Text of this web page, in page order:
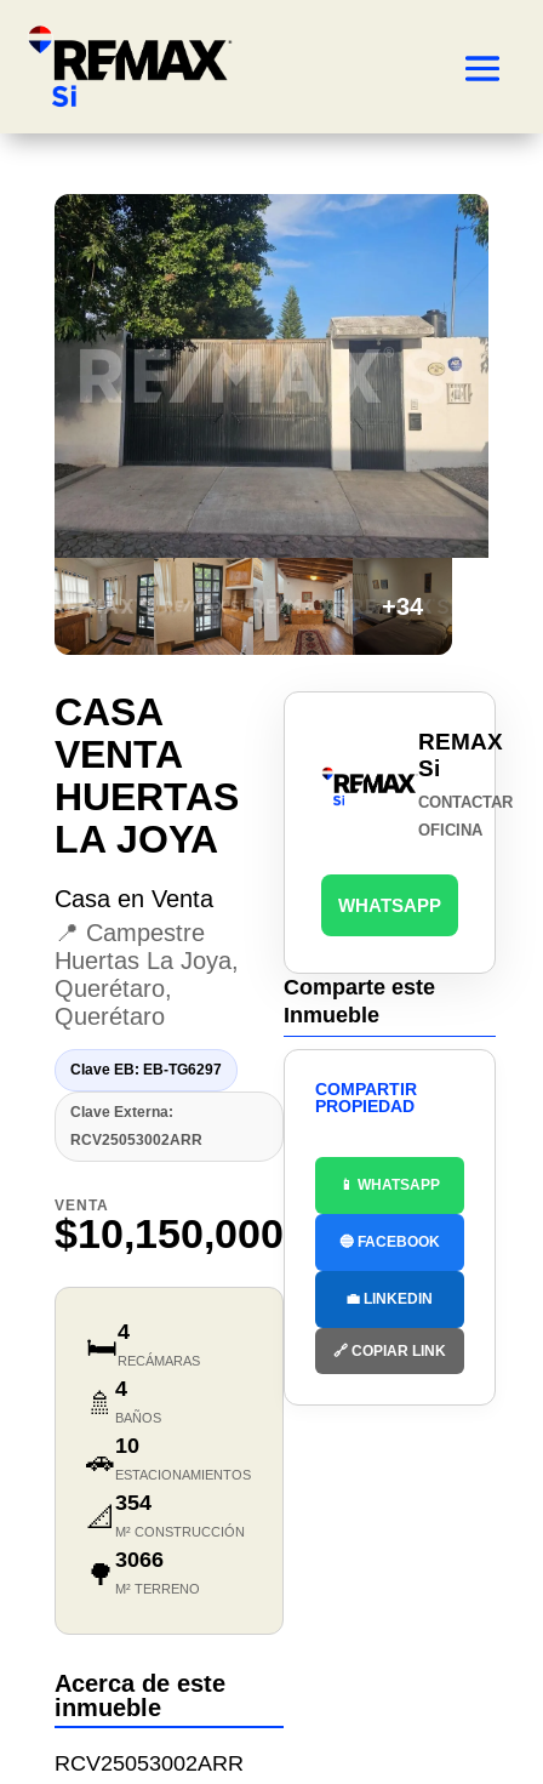
+34
CASA
VENTA
HUERTAS
LA JOYA
Casa en Venta
📍 Campestre
Huertas La Joya,
Querétaro,
Querétaro
Clave EB: EB-TG6297
Clave Externa:
RCV25053002ARR
VENTA
$10,150,000
🛏️4
RECÁMARAS
🚿 4
BAÑOS
🚗10
ESTACIONAMIENTOS
📐 354
M² CONSTRUCCIÓN
🌳 3066
M² TERRENO
Acerca de este
inmueble
RCV25053002ARR
REMAX
Si
CONTACTAR
OFICINA
WHATSAPP
Comparte este
Inmueble
COMPARTIR
PROPIEDAD
📱 WHATSAPP
🔵 FACEBOOK
💼 LINKEDIN
🔗 COPIAR LINK